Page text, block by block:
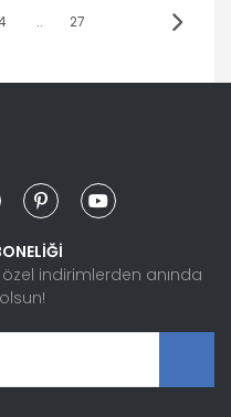
.. 27
indirimlerden anında